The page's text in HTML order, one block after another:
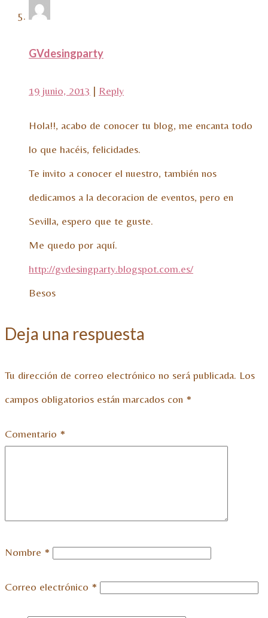
GVdesingparty
19 junio, 2013 | Reply
Hola!!, acabo de conocer tu blog, me encanta todo
lo que hacéis, felicidades.
Te invito a conocer el nuestro, también nos
dedicamos a la decoracion de eventos, pero en
Sevilla, espero que te guste.
Me quedo por aquí.
http://gvdesingparty.blogspot.com.es/
Besos
Deja una respuesta
Tu dirección de correo electrónico no será publicada. Los
campos obligatorios están marcados con *
Comentario *
Nombre *
Correo electrónico *